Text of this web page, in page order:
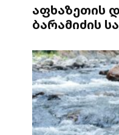
აფხაზეთის
ბარამიძის